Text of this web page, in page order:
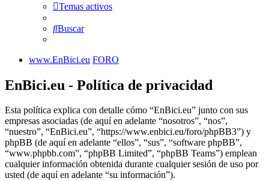
Temas activos
Buscar
www.EnBici.eu FORO
EnBici.eu - Política de privacidad
Esta política explica con detalle cómo “EnBici.eu” junto con sus
empresas asociadas (de aquí en adelante “nosotros”, “nos”,
“nuestro”, “EnBici.eu”, “https://www.enbici.eu/foro/phpBB3”) y
phpBB (de aquí en adelante “ellos”, “sus”, “software phpBB”,
“www.phpbb.com”, “phpBB Limited”, “phpBB Teams”) emplean
cualquier información obtenida durante cualquier sesión de uso por
usted (de aquí en adelante “su información”).